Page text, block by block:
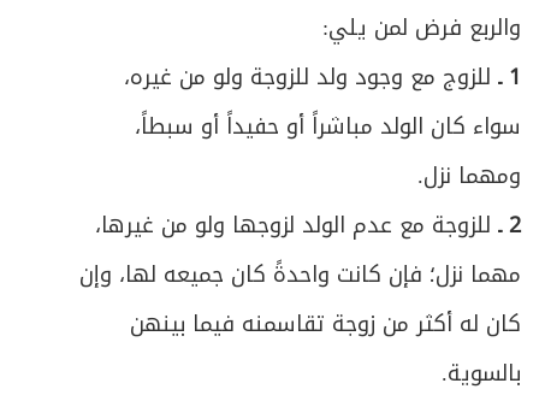
والربع فرض لمن يلي:
1 ـ للزوج مع وجود ولد للزوجة ولو من غيره،
سواء كان الولد مباشراً أو حفيداً أو سبطاً،
ومهما نزل.
2 ـ للزوجة مع عدم الولد لزوجها ولو من غيرها،
مهما نزل؛ فإن كانت واحدةً كان جميعه لها، وإن
كان له أكثر من زوجة تقاسمنه فيما بينهن
بالسوية.